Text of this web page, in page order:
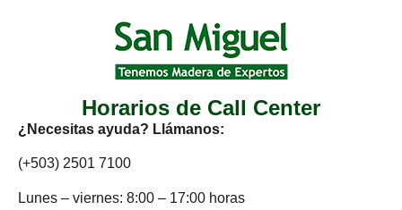
Horarios de Call Center
¿Necesitas ayuda? Llámanos:
(+503) 2501 7100
Lunes – viernes: 8:00 – 17:00 horas